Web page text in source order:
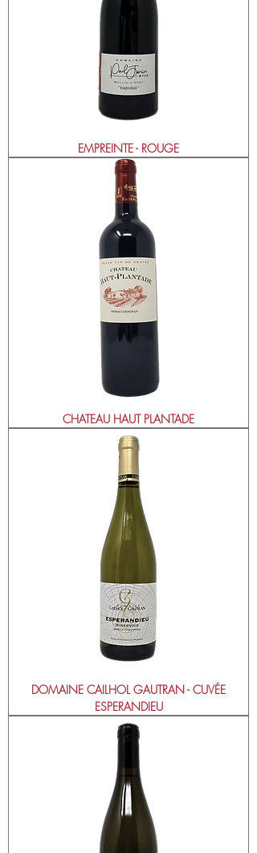
EMPREINTE - ROUGE
CHATEAU HAUT PLANTADE
DOMAINE CAILHOL GAUTRAN - CUVÉE
ESPERANDIEU